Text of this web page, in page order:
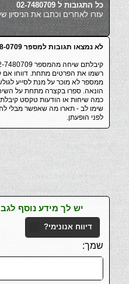
כל התגובות ל 02-7480709
עזרו לאחרים וכתבו את הניסיון שלכם עם
לא נמצאו תגובות למספר 02-748-0709
קיבלתם שיחה מהמספר 02-7480709 ?
רשמו את הפרטים מתחת. דווחו אם
ממספר לא מוכר על מנת לסייע
כמה שיחות או הודעות טקסט
שימו לב - תארו מה שאפשר מבלי
לפני הופעתן.
יש לך מידע נוסף לגבי
דיווח אנונימי?
שמך: